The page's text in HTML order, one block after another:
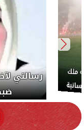
«صلاح» ملك
والإنسانية